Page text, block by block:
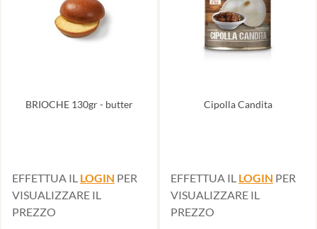
BRIOCHE 130gr - butter
EFFETTUA IL LOGIN PER
VISUALIZZARE IL
PREZZO
Cipolla Candita
EFFETTUA IL LOGIN PER
VISUALIZZARE IL
PREZZO